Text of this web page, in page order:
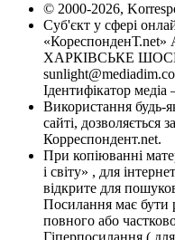
© 2000-2026,
Суб'єкт у сфері
«КореспонденТ.net»
ХАРКІВСЬКЕ ШОСЕ,
Ідентифікатор
Використання будь-
сайті, дозволяється
Корреспондент.net.
При копіюванні
і світу» , для
відкрите для
Посилання має бути
повного або